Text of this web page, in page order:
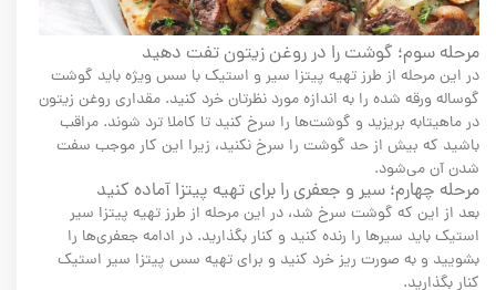
مرحله سوم؛ گوشت را در روغن زیتون تفت دهید
در این مرحله از طرز تهیه پیتزا سیر و استیک با سس ویژه باید گوشت
گوساله ورقه شده را به اندازه مورد نظرتان خرد کنید. مقداری روغن زیتون
در ماهیتابه بریزید و گوشت‌ها را سرخ کنید تا کاملا ترد شوند. مراقب
باشید که بیش از حد گوشت را سرخ نکنید، زیرا این کار موجب سفت
شدن آن می‌شود.
مرحله چهارم؛ سیر و جعفری را برای تهیه پیتزا آماده کنید
بعد از این که گوشت سرخ شد، در این مرحله از طرز تهیه پیتزا سیر
استیک باید سیرها را رنده کنید و کنار بگذارید. در ادامه جعفری‌ها را
بشویید و به صورت ریز خرد کنید و برای تهیه سس پیتزا سیر استیک
کنار بگذارید.